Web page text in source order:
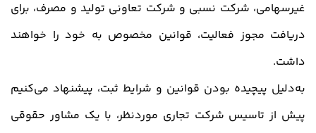
غیرسهامی، شرکت نسبی و شرکت تعاونی تولید و مصرف، برای
دریافت مجوز فعالیت، قوانین مخصوص به خود را خواهند
داشت.
به‌دلیل پیچیده بودن قوانین و شرایط ثبت، پیشنهاد می‌کنیم
پیش از تاسیس شرکت تجاری موردنظر، با یک مشاور حقوقی